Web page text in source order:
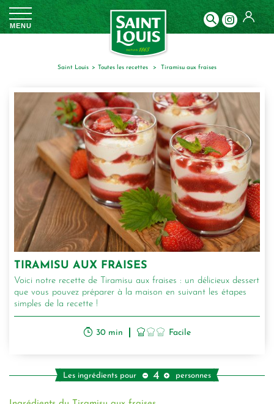
MENU
Saint Louis toutes les recettes tiramisu aux fraises
TIRAMISU AUX FRAISES
Voici notre recette de Tiramisu aux fraises : un délicieux dessert
que vous pouvez préparer à la maison en suivant les étapes
simples de la recette !
30 min Facile
Les ingrédients pour 4 personnes
Panneau de gestion des cookies